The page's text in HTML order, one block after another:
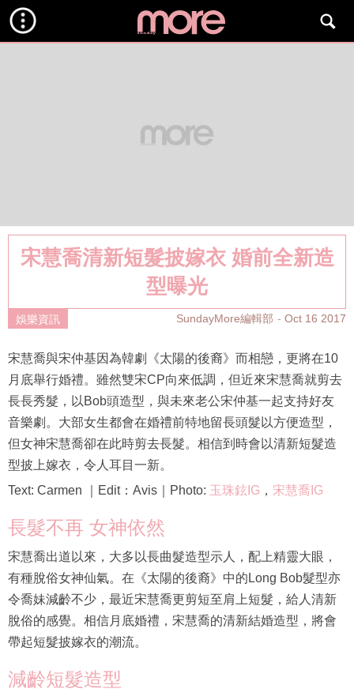
宋慧喬清新短髮披嫁衣 婚前全新造
型曝光
娛樂資訊 SundayMore編輯部 Oct 16 2017
宋慧喬與宋仲基因為韓劇《太陽的後裔》而相戀，更將在10
月底舉行婚禮。雖然雙宋CP向來低調，但近來宋慧喬就剪去
長長秀髮，以Bob頭造型，與未來老公宋仲基一起支持好友
音樂劇。大部女生都會在婚禮前特地留長頭髮以方便造型，
但女神宋慧喬卻在此時剪去長髮。相信到時會以清新短髮造
型披上嫁衣，令人耳目一新。
Text: Carmen ｜Edit：Avis｜Photo: 玉珠鉉IG ， 宋慧喬IG
長髮不再 女神依然
宋慧喬出道以來，大多以長曲髮造型示人，配上精靈大眼，
有種脫俗女神仙氣。在《太陽的後裔》中的Long Bob髮型亦
令喬妹減齡不少，最近宋慧喬更剪短至肩上短髮，給人清新
脫俗的感覺。相信月底婚禮，宋慧喬的清新結婚造型，將會
帶起短髮披嫁衣的潮流。
減齡短髮造型